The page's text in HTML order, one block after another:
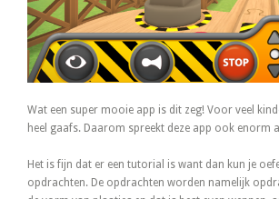
Wat een super mooie app is dit zeg! Voor veel
heel gaafs. Daarom spreekt deze app ook enorm
Het is fijn dat er een tutorial is want dan kun je
opdrachten. De opdrachten worden namelijk